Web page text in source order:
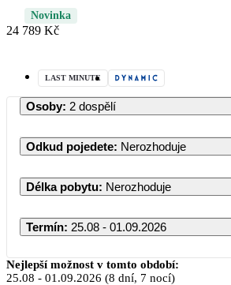
Novinka
24 789 Kč
LAST MINUTE
Osoby: 2 dospělí
Odkud pojedete: Nerozhoduje
Délka pobytu: Nerozhoduje
Termín: 25.08 - 01.09.2026
Srpen 2026
Nejlepší možnost v tomto období:
25.08 - 01.09.2026 (8 dní, 7 nocí)